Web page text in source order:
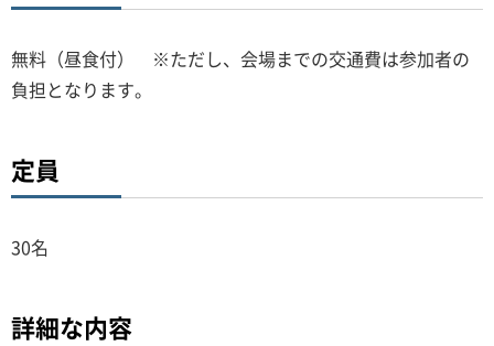
無料（昼食付） ※ただし、会場までの交通費は参加者の
負担となります。
定員
30名
詳細な内容